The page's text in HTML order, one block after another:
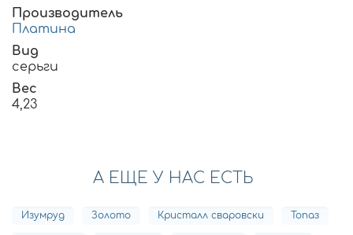
Производитель
Платина
Вид
серьги
Вес
4,23
А ЕЩЕ У НАС ЕСТЬ
Изумруд Золото Кристалл сваровски Топаз